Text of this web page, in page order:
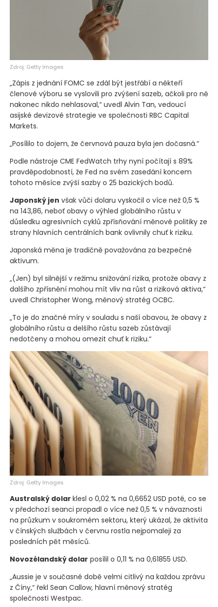
Zdroj: Getty Images
„Zápis z jednání FOMC se zdál být jestřábí a někteří
členové výboru se vyslovili pro zvýšení sazeb, ačkoli pro ně
nakonec nikdo nehlasoval,“ uvedl Alvin Tan, vedoucí
asijské devizové strategie ve společnosti RBC Capital
Markets.
„Posílilo to dojem, že červnová pauza byla jen dočasná.“
Podle nástroje CME FedWatch trhy nyní počítají s 89%
pravděpodobností, že Fed na svém zasedání koncem
tohoto měsíce zvýší sazby o 25 bazických bodů.
Japonský jen však vůči dolaru vyskočil o více než 0,5 %
na 143,86, neboť obavy o výhled globálního růstu v
důsledku agresivních cyklů zpřísňování měnové politiky ze
strany hlavních centrálních bank ovlivnily chuť k riziku.
Japonská měna je tradičně považována za bezpečné
aktivum.
„(Jen) byl silnější v režimu snižování rizika, protože obavy z
dalšího zpřísnění mohou mít vliv na růst a riziková aktiva,“
uvedl Christopher Wong, měnový stratég OCBC.
„To je do značné míry v souladu s naší obavou, že obavy z
globálního růstu a delšího růstu sazeb zůstávají
nedotčeny a mohou omezit chuť k riziku.“
Zdroj: Getty Images
Australský dolar klesl o 0,02 % na 0,6652 USD poté, co se
v předchozí seanci propadl o více než 0,5 % v návaznosti
na průzkum v soukromém sektoru, který ukázal, že aktivita
v čínských službách v červnu rostla nejpomaleji za
posledních pět měsíců.
Novozélandský dolar posílil o 0,11 % na 0,61855 USD.
„Aussie je v současné době velmi citlivý na každou zprávu
z Číny,“ řekl Sean Callow, hlavní měnový stratég
společnosti Westpac.